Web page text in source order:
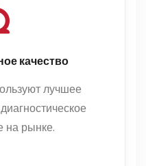
качество
лучшее
на рынке.